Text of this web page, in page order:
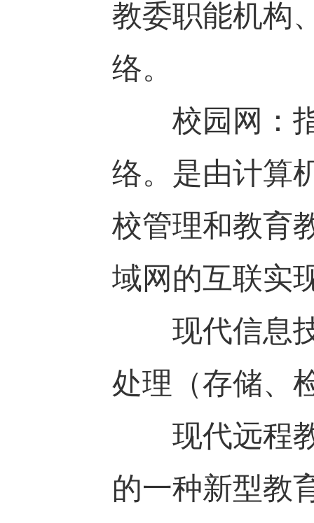
教委职能机构
络。
校园网：指
络。是由计算
校管理和教育
域网的互联实
现代信息技
处理（存储、
现代远程教
的一种新型教